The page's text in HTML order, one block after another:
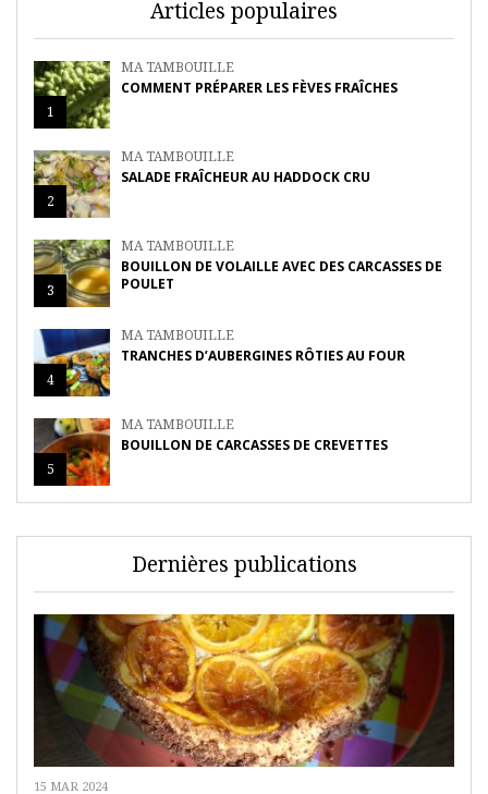
Articles populaires
1
MA TAMBOUILLE
COMMENT PRÉPARER LES FÈVES FRAÎCHES
2
MA TAMBOUILLE
SALADE FRAÎCHEUR AU HADDOCK CRU
3
MA TAMBOUILLE
BOUILLON DE VOLAILLE AVEC DES CARCASSES DE
POULET
4
MA TAMBOUILLE
TRANCHES D’AUBERGINES RÔTIES AU FOUR
5
MA TAMBOUILLE
BOUILLON DE CARCASSES DE CREVETTES
Dernières publications
15 MAR 2024